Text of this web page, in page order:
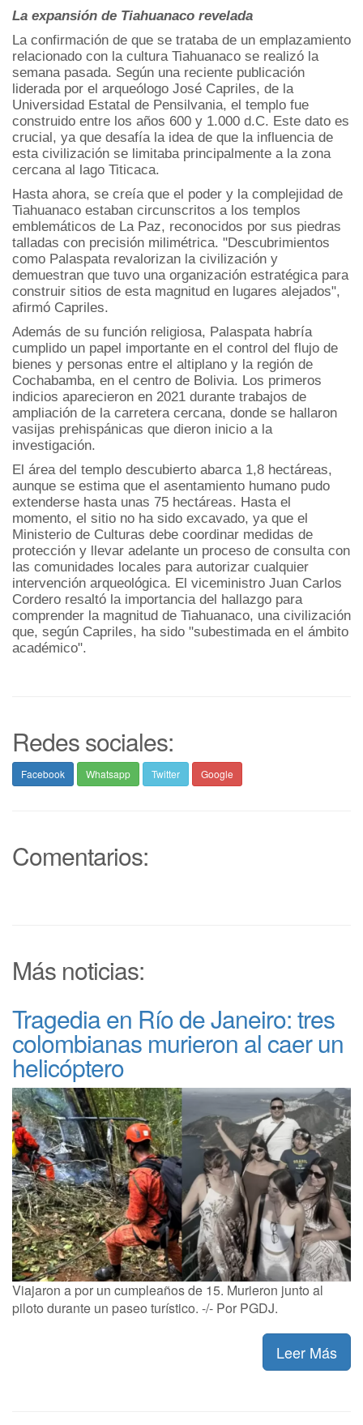
La expansión de Tiahuanaco revelada
La confirmación de que se trataba de un emplazamiento
relacionado con la cultura Tiahuanaco se realizó la
semana pasada. Según una reciente publicación
liderada por el arqueólogo José Capriles, de la
Universidad Estatal de Pensilvania, el templo fue
construido entre los años 600 y 1.000 d.C. Este dato es
crucial, ya que desafía la idea de que la influencia de
esta civilización se limitaba principalmente a la zona
cercana al lago Titicaca.
Hasta ahora, se creía que el poder y la complejidad de
Tiahuanaco estaban circunscritos a los templos
emblemáticos de La Paz, reconocidos por sus piedras
talladas con precisión milimétrica. "Descubrimientos
como Palaspata revalorizan la civilización y
demuestran que tuvo una organización estratégica para
construir sitios de esta magnitud en lugares alejados",
afirmó Capriles.
Además de su función religiosa, Palaspata habría
cumplido un papel importante en el control del flujo de
bienes y personas entre el altiplano y la región de
Cochabamba, en el centro de Bolivia. Los primeros
indicios aparecieron en 2021 durante trabajos de
ampliación de la carretera cercana, donde se hallaron
vasijas prehispánicas que dieron inicio a la
investigación.
El área del templo descubierto abarca 1,8 hectáreas,
aunque se estima que el asentamiento humano pudo
extenderse hasta unas 75 hectáreas. Hasta el
momento, el sitio no ha sido excavado, ya que el
Ministerio de Culturas debe coordinar medidas de
protección y llevar adelante un proceso de consulta con
las comunidades locales para autorizar cualquier
intervención arqueológica. El viceministro Juan Carlos
Cordero resaltó la importancia del hallazgo para
comprender la magnitud de Tiahuanaco, una civilización
que, según Capriles, ha sido "subestimada en el ámbito
académico".
Redes sociales:
Facebook Whatsapp Twitter Google
Comentarios:
Más noticias:
Tragedia en Río de Janeiro: tres
colombianas murieron al caer un
helicóptero
Viajaron a por un cumpleaños de 15. Murieron junto al
piloto durante un paseo turístico. -/- Por PGDJ.
Leer Más